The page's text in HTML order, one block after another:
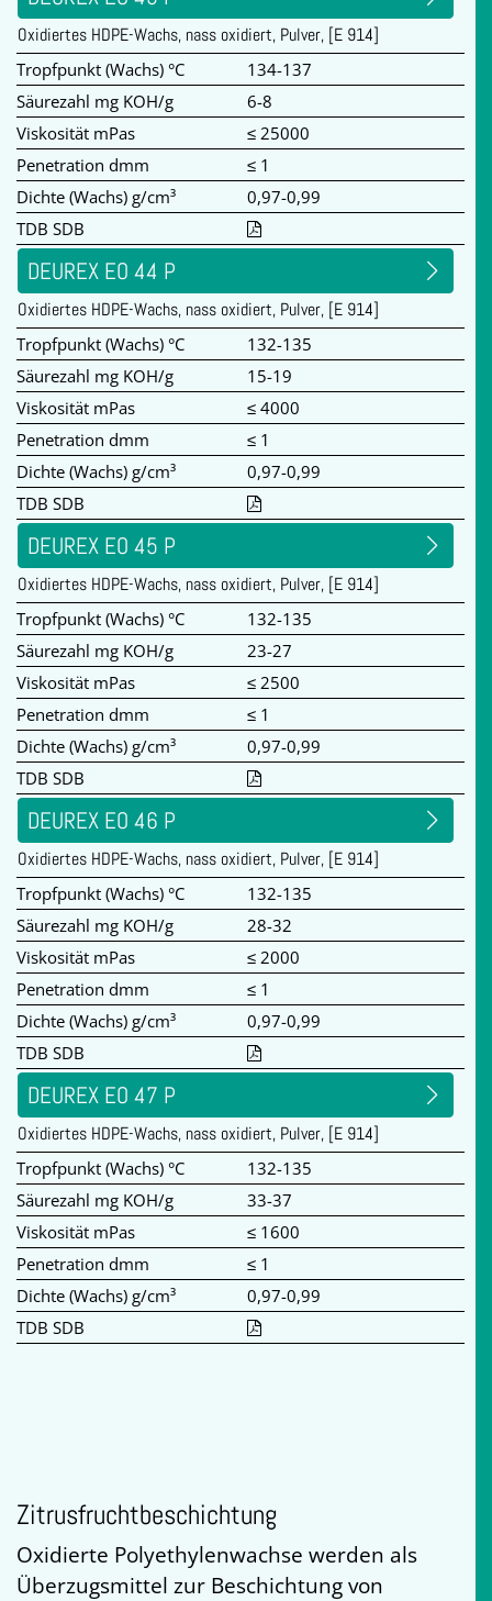
Oxidiertes HDPE-Wachs, nass oxidiert, Pulver, [E 914]
Tropfpunkt (Wachs) °C
134-137
Säurezahl mg KOH/g
6-8
Viskosität mPas
≤ 25000
Penetration dmm
≤ 1
Dichte (Wachs) g/cm³
0,97-0,99
TDB SDB
DEUREX EO 44 P
Oxidiertes HDPE-Wachs, nass oxidiert, Pulver, [E 914]
Tropfpunkt (Wachs) °C
132-135
Säurezahl mg KOH/g
15-19
Viskosität mPas
≤ 4000
Penetration dmm
≤ 1
Dichte (Wachs) g/cm³
0,97-0,99
TDB SDB
DEUREX EO 45 P
Oxidiertes HDPE-Wachs, nass oxidiert, Pulver, [E 914]
Tropfpunkt (Wachs) °C
132-135
Säurezahl mg KOH/g
23-27
Viskosität mPas
≤ 2500
Penetration dmm
≤ 1
Dichte (Wachs) g/cm³
0,97-0,99
TDB SDB
DEUREX EO 46 P
Oxidiertes HDPE-Wachs, nass oxidiert, Pulver, [E 914]
Tropfpunkt (Wachs) °C
132-135
Säurezahl mg KOH/g
28-32
Viskosität mPas
≤ 2000
Penetration dmm
≤ 1
Dichte (Wachs) g/cm³
0,97-0,99
TDB SDB
DEUREX EO 47 P
Oxidiertes HDPE-Wachs, nass oxidiert, Pulver, [E 914]
Tropfpunkt (Wachs) °C
132-135
Säurezahl mg KOH/g
33-37
Viskosität mPas
≤ 1600
Penetration dmm
≤ 1
Dichte (Wachs) g/cm³
0,97-0,99
TDB SDB
Zitrusfruchtbeschichtung
Oxidierte Polyethylenwachse werden als
Überzugsmittel zur Beschichtung von